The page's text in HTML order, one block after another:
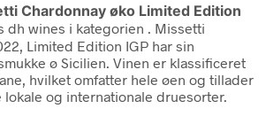
Chardonnay øko Limited Edition
dh wines i kategorien . Missetti
Limited Edition IGP har sin
ø Sicilien. Vinen er klassificeret
hvilket omfatter hele øen og tillader
lokale og internationale druesorter.